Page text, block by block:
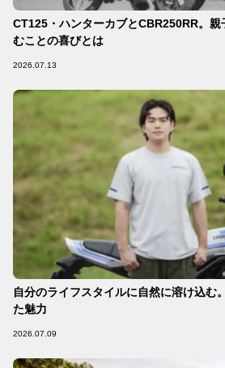
CT125・ハンターカブとCBR250RR。親
むことの喜びとは
2026.07.13
自分のライフスタイルに自然に溶け込む
た魅力
2026.07.09